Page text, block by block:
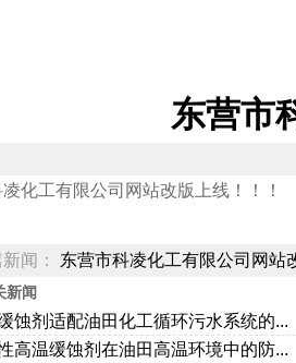
东营市
化工有限公司网站改版上线！！！
闻： 东营市科凌化工有限公司网站
新闻
蚀剂适配油田化工循环污水系统的...
高温缓蚀剂在油田高温环境中的防...